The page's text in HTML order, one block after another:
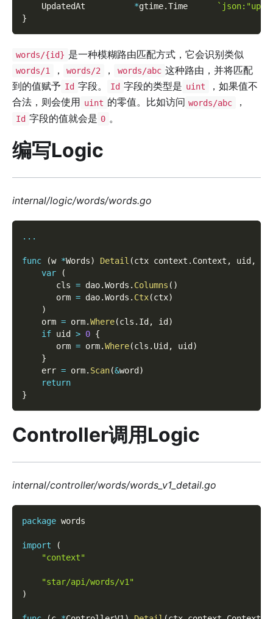
    UpdatedAt
*gtime.Time
}
words/{id} 是一种模糊路由匹配方式，它会识别类似
words/1 ， words/2 ， words/abc 这种路由，并将匹配
到的值赋予 Id 字段。 Id 字段的类型是 uint
，如果值不
合法，则会使用 uint 的零值。比如访问 words/abc ，
Id 字段的值就会是 0 。
编写Logic
internal/logic/words/words.go
...
func (w *Words) Detail (ctx context . Context , uid ,
var
(
       cls
= dao.Words . Columns ( )
       orm
= dao.Words . Ctx(ctx)
)
    orm
= orm.Where(cls . Id , id )
if uid > 0 {
       orm
= orm.Where(cls . Uid , uid )
}
    err
= orm. Scan(&word )
return
}
Controller调用Logic
internal/controller/words/words_v1_detail.go
package words
import
(
"context"
"star/api/words/v1"
)